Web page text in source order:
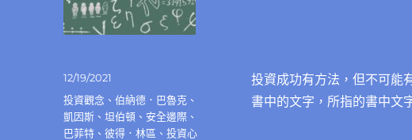
投資成功有方法，但不可能
書中的文字，所指的書中文
發
佈
日
期:
12/19/2021
分
類
投資觀念 、伯納德．巴魯克 、
凱因斯 、坦伯頓 、 安全邊際 、
巴菲特 、彼得．林區 、投資心